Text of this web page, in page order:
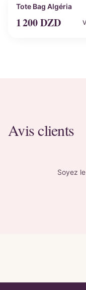
Personnalisable
Tote Bag Algéria
1 200DZD
Avis clients
Soyez